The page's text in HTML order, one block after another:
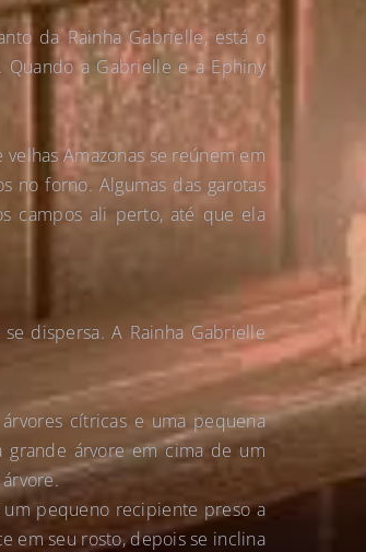
da Rainha Gabrielle, está o
a Gabrielle e a Ephiny
Amazonas se reúnem em
no forno. Algumas das garotas
campos ali perto, até que ela
dispersa. A Rainha Gabrielle
cítricas e uma pequena
árvore em cima de um
pequeno recipiente preso a
em seu rosto, depois se inclina